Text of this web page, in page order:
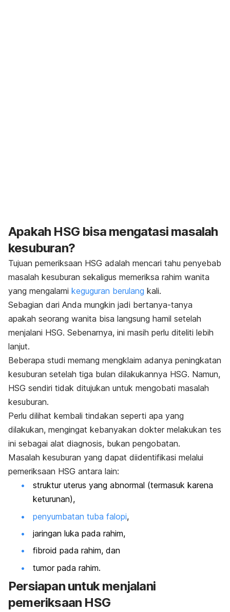
Apakah HSG bisa mengatasi masalah
kesuburan?
Tujuan pemeriksaan HSG adalah mencari tahu penyebab
masalah kesuburan sekaligus memeriksa rahim wanita
yang mengalami keguguran berulang kali.
Sebagian dari Anda mungkin jadi bertanya-tanya
apakah seorang wanita bisa langsung hamil setelah
menjalani HSG. Sebenarnya, ini masih perlu diteliti lebih
lanjut.
Beberapa studi memang mengklaim adanya peningkatan
kesuburan setelah tiga bulan dilakukannya HSG. Namun,
HSG sendiri tidak ditujukan untuk mengobati masalah
kesuburan.
Perlu dilihat kembali tindakan seperti apa yang
dilakukan, mengingat kebanyakan dokter melakukan tes
ini sebagai alat diagnosis, bukan pengobatan.
Masalah kesuburan yang dapat diidentifikasi melalui
pemeriksaan HSG antara lain:
struktur uterus yang abnormal (termasuk karena
keturunan),
penyumbatan tuba falopi,
jaringan luka pada rahim,
fibroid pada rahim, dan
tumor pada rahim.
Persiapan untuk menjalani
pemeriksaan HSG